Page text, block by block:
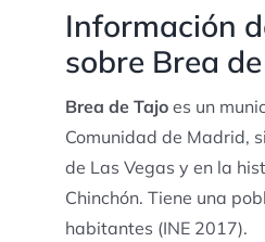
Información
sobre Brea
Brea de Tajoes un
Comunidad de Madrid,
de Las Vegas y en la
Chinchón. Tiene una
habitantes (INE 2017).